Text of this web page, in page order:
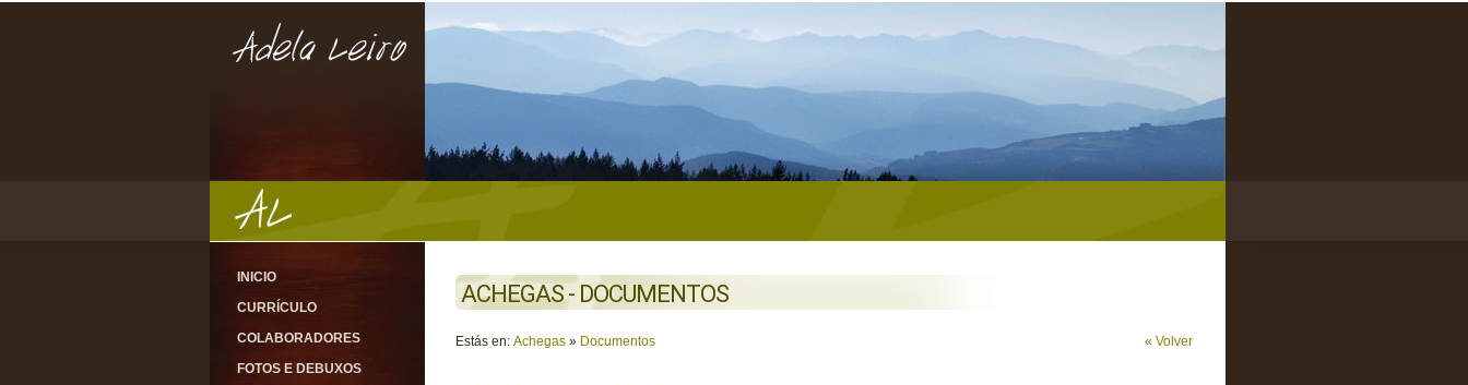
INICIO
CURRÍCULO
COLABORADORES
FOTOS E DEBUXOS
ACHEGAS - DOCUMENTOS
« Volver
Estás en: Achegas » Documentos